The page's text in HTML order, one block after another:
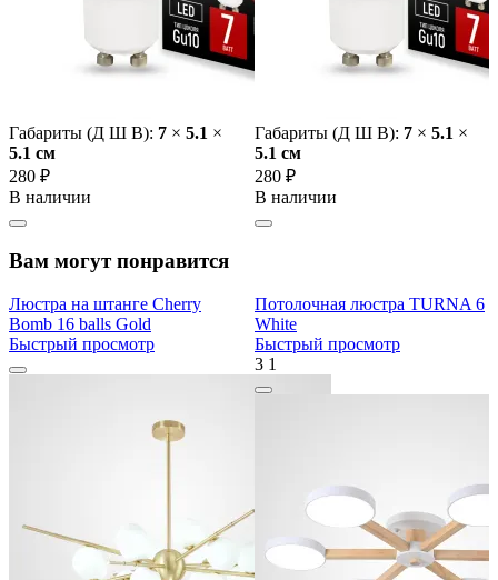
Габариты (Д Ш В): 7 × 5.1 ×
5.1 cм
280 ₽
В наличии
Габариты (Д Ш В): 7 × 5.1 ×
5.1 cм
280 ₽
В наличии
Вам могут понравится
Люстра на штанге Cherry
Bomb 16 balls Gold
Быстрый просмотр
Потолочная люстра TURNA 6
White
Быстрый просмотр
3 1